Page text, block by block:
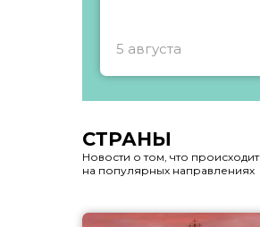
5 августа
СТРАНЫ
Новости о том, что происходит
на популярных направлениях